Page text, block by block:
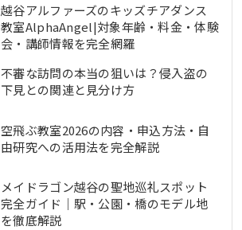
越谷アルファーズのキッズチアダンス
教室AlphaAngel|対象年齢・料金・体験
会・講師情報を完全網羅
不審な訪問の本当の狙いは？侵入盗の
下見との関連と見分け方
空飛ぶ教室2026の内容・申込方法・自
由研究への活用法を完全解説
メイドラゴン越谷の聖地巡礼スポット
完全ガイド｜駅・公園・橋のモデル地
を徹底解説